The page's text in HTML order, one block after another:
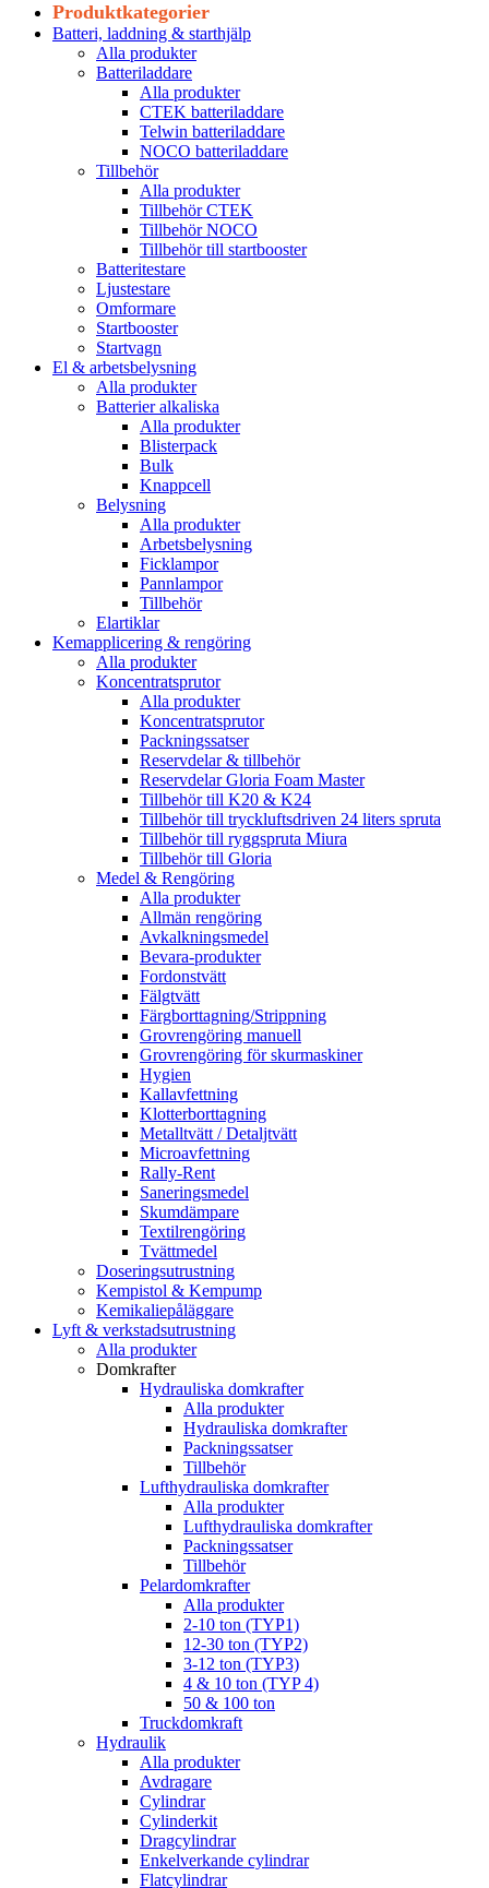
Produktkategorier
Batteri, laddning & starthjälp
Alla produkter
Batteriladdare
Alla produkter
CTEK batteriladdare
Telwin batteriladdare
NOCO batteriladdare
Tillbehör
Alla produkter
Tillbehör CTEK
Tillbehör NOCO
Tillbehör till startbooster
Batteritestare
Ljustestare
Omformare
Startbooster
Startvagn
El & arbetsbelysning
Alla produkter
Batterier alkaliska
Alla produkter
Blisterpack
Bulk
Knappcell
Belysning
Alla produkter
Arbetsbelysning
Ficklampor
Pannlampor
Tillbehör
Elartiklar
Kemapplicering & rengöring
Alla produkter
Koncentratsprutor
Alla produkter
Koncentratsprutor
Packningssatser
Reservdelar & tillbehör
Reservdelar Gloria Foam Master
Tillbehör till K20 & K24
Tillbehör till tryckluftsdriven 24 liters spruta
Tillbehör till ryggspruta Miura
Tillbehör till Gloria
Medel & Rengöring
Alla produkter
Allmän rengöring
Avkalkningsmedel
Bevara-produkter
Fordonstvätt
Fälgtvätt
Färgborttagning/Strippning
Grovrengöring manuell
Grovrengöring för skurmaskiner
Hygien
Kallavfettning
Klotterborttagning
Metalltvätt / Detaljtvätt
Microavfettning
Rally-Rent
Saneringsmedel
Skumdämpare
Textilrengöring
Tvättmedel
Doseringsutrustning
Kempistol & Kempump
Kemikaliepåläggare
Lyft & verkstadsutrustning
Alla produkter
Domkrafter
Hydrauliska domkrafter
Alla produkter
Hydrauliska domkrafter
Packningssatser
Tillbehör
Lufthydrauliska domkrafter
Alla produkter
Lufthydrauliska domkrafter
Packningssatser
Tillbehör
Pelardomkrafter
Alla produkter
2-10 ton (TYP1)
12-30 ton (TYP2)
3-12 ton (TYP3)
4 & 10 ton (TYP 4)
50 & 100 ton
Truckdomkraft
Hydraulik
Alla produkter
Avdragare
Cylindrar
Cylinderkit
Dragcylindrar
Enkelverkande cylindrar
Flatcylindrar